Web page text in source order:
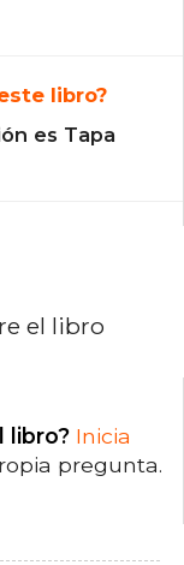
libro?
es Tapa
el libro
libro? Inicia
pregunta.